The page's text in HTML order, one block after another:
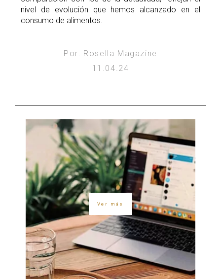
nivel de evolución que hemos alcanzado en el
consumo de alimentos.
Por: Rosella Magazine
11.04.24
Ver más